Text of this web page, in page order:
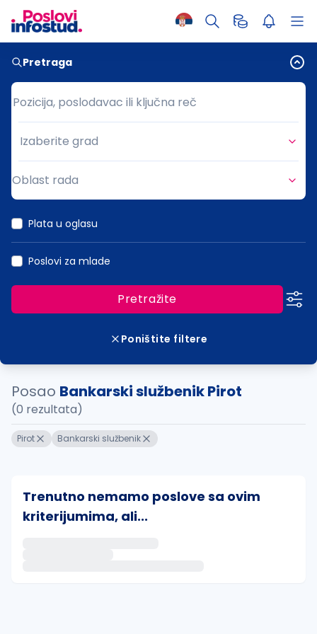
Pretraga
Pozicija, poslodavac ili ključna reč
Pozicija, poslodavac ili ključna reč
Grad
Izaberite grad
Oblast rada
Plata u oglasu
Poslovi za mlade
Pretražite
Poništite filtere
Posao Bankarski službenik Pirot
(0 rezultata)
Pirot Bankarski službenik
Trenutno nemamo poslove sa ovim
kriterijumima, ali...